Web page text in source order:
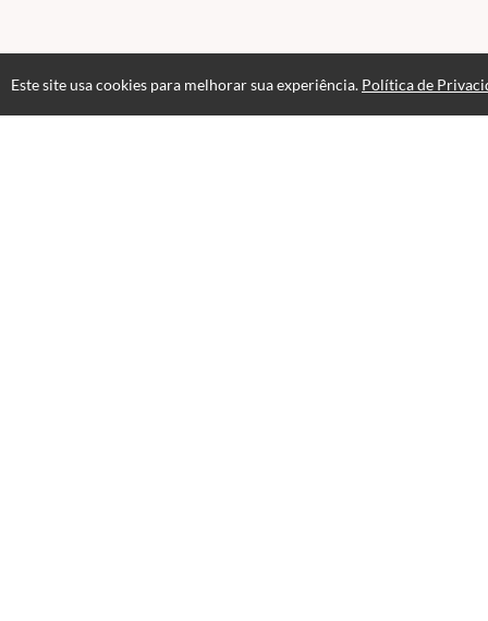
Este site usa cookies para melhorar sua experiência. Política de